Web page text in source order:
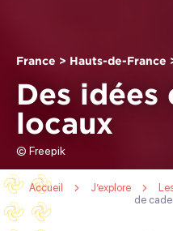
© Freepik
France > Hauts-de-France
Des idées
locaux
Accueil J’explore
de